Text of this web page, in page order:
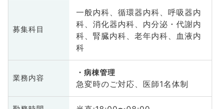
募集科目
一般内科、循環器内科、呼吸器内
科、消化器内科、内分泌・代謝内
科、腎臓内科、老年内科、血液内
科
業務内容
病棟管理
急変時のご対応、医師1名体制